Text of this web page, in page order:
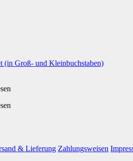
(in Groß- und Kleinbuchstaben)
& Lieferung Zahlungsweisen